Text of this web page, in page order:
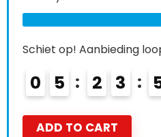
Schiet op! Aanbieding
0 5 2 3
ADD TO CART